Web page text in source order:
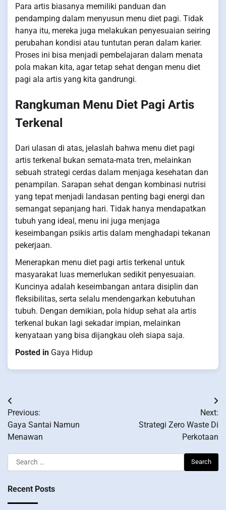
Para artis biasanya memiliki panduan dan
pendamping dalam menyusun menu diet pagi. Tidak
hanya itu, mereka juga melakukan penyesuaian seiring
perubahan kondisi atau tuntutan peran dalam karier.
Proses ini bisa menjadi pembelajaran dalam menata
pola makan kita, agar tetap sehat dengan menu diet
pagi ala artis yang kita gandrungi.
Rangkuman Menu Diet Pagi Artis
Terkenal
Dari ulasan di atas, jelaslah bahwa menu diet pagi
artis terkenal bukan semata-mata tren, melainkan
sebuah strategi cerdas dalam menjaga kesehatan dan
penampilan. Sarapan sehat dengan kombinasi nutrisi
yang tepat menjadi landasan penting bagi energi dan
semangat sepanjang hari. Tidak hanya mendapatkan
tubuh yang ideal, menu ini juga menjaga
keseimbangan psikis artis dalam menghadapi tekanan
pekerjaan.
Menerapkan menu diet pagi artis terkenal untuk
masyarakat luas memerlukan sedikit penyesuaian.
Kuncinya adalah keseimbangan antara disiplin dan
fleksibilitas, serta selalu mendengarkan kebutuhan
tubuh. Dengan demikian, pola hidup sehat ala artis
terkenal bukan lagi sekadar impian, melainkan
kenyataan yang bisa dijangkau oleh siapa saja.
Posted in Gaya Hidup
Post
navigation
Previous:
Gaya Santai Namun
Menawan
Next:
Strategi Zero Waste Di
Perkotaan
Search
for:
Recent Posts